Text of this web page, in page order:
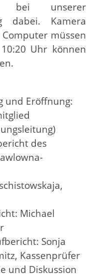
bei unserer
dabei. Kamera
müssen
Uhr können
Eröffnung:
des
Michael
Sonja
Kassenprüfer
Diskussion